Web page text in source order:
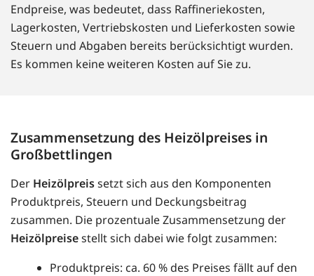
Endpreise, was bedeutet, dass Raffineriekosten,
Lagerkosten, Vertriebskosten und Lieferkosten sowie
Steuern und Abgaben bereits berücksichtigt wurden.
Es kommen keine weiteren Kosten auf Sie zu.
Zusammensetzung des Heizölpreises in
Großbettlingen
Der Heizölpreissetzt sich aus den Komponenten
Produktpreis, Steuern und Deckungsbeitrag
zusammen. Die prozentuale Zusammensetzung der
Heizölpreisestellt sich dabei wie folgt zusammen:
Produktpreis: ca. 60 % des Preises fällt auf den